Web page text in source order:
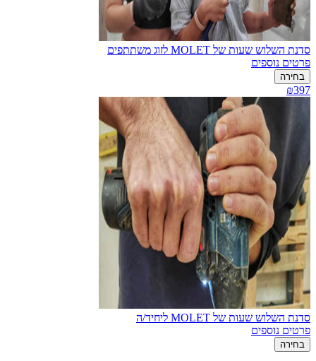
סדנת השלוש שעות של MOLET לזוג משתתפים
פרטים נוספים
בחירה
₪397
סדנת השלוש שעות של MOLET ליחיד/ה
פרטים נוספים
בחירה